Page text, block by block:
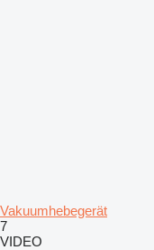
Vakuumhebegerät
7
VIDEO